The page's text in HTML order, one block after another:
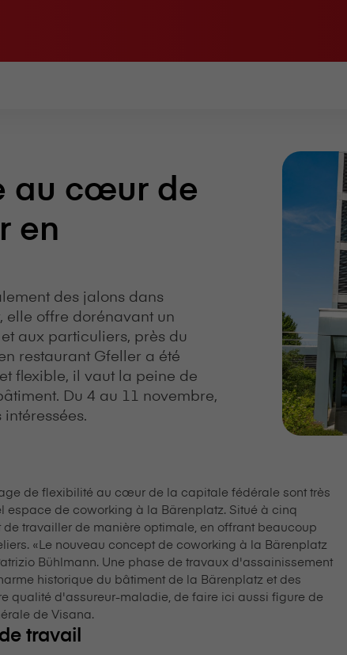
au cœur de
en
des jalons dans
elle offre dorénavant un
aux particuliers, près du
restaurant Gfeller a été
flexible, il vaut la peine de
Du 4 au 11 novembre,
de flexibilité au cœur de la capitale fédérale sont très
espace de coworking à la Bärenplatz. Situé à cinq
travailler de manière optimale, en offrant beaucoup
«Le nouveau concept de coworking à la Bärenplatz
Bühlmann. Une phase de travaux d'assainissement
historique du bâtiment de la Bärenplatz et des
qualité d'assureur-maladie, de faire ici aussi figure de
de V⁠i⁠s⁠a⁠n⁠a.
travail